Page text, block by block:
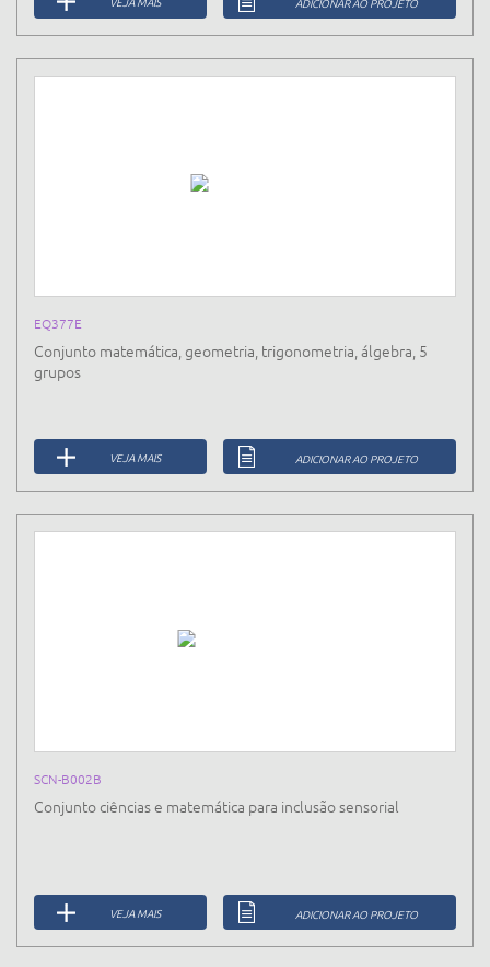
EQ377E
Conjunto matemática, geometria, trigonometria, álgebra, 5
grupos
VEJA MAIS ADICIONAR AO PROJETO
SCN-B002B
Conjunto ciências e matemática para inclusão sensorial
VEJA MAIS ADICIONAR AO PROJETO